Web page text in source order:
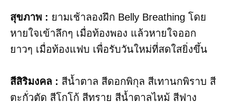
สุขภาพ : ยามเช้าลองฝึก Belly Breathing โดย
หายใจเข้าลึกๆ เมื่อท้องพอง แล้วหายใจออก
ยาวๆ เมื่อท้องแฟบ เพื่อรับวันใหม่ที่สดใสยิ่งขึ้น
สีสิริมงคล : สีน้ำตาล สีดอกพิกุล สีเทานกพิราบ สี
ตะกั่วตัด สีโกโก้ สีทราย สีน้ำตาลไหม้ สีฟาง